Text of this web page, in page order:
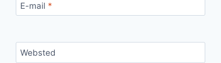
E-mail *
Websted